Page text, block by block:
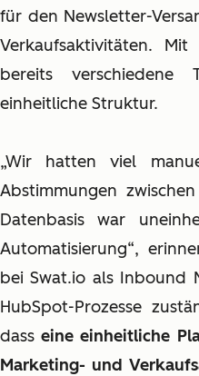
für den Newsletter-
Verkaufsaktivitäten.
bereits
einheitliche Struktur.
„Wir hatten viel
Abstimmungen
Datenbasis war
Automatisierung“,
bei Swat.io als Inbound
HubSpot-Prozesse
dasseine einheitliche
Marketing- und